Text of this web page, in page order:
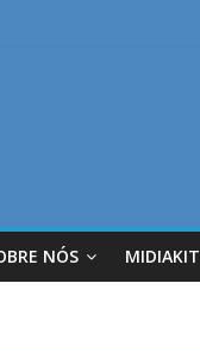
NÓS MIDIAKIT